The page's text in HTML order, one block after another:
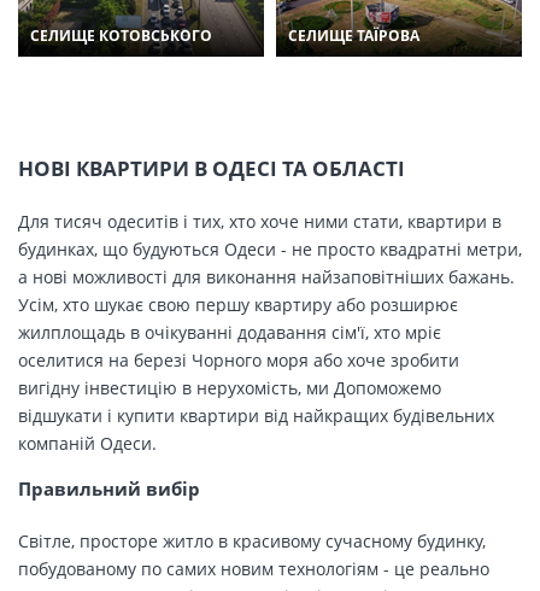
СЕЛИЩЕ КОТОВСЬКОГО СЕЛИЩЕ ТАЇРОВА
НОВІ КВАРТИРИ В ОДЕСІ ТА ОБЛАСТІ
Для тисяч одеситів і тих, хто хоче ними стати, квартири в
будинках, що будуються Одеси - не просто квадратні метри,
а нові можливості для виконання найзаповітніших бажань.
Усім, хто шукає свою першу квартиру або розширює
жилплощадь в очікуванні додавання сім'ї, хто мріє
оселитися на березі Чорного моря або хоче зробити
вигідну інвестицію в нерухомість, ми Допоможемо
відшукати і купити квартири від найкращих будівельних
компаній Одеси.
Правильний вибір
Світле, просторе житло в красивому сучасному будинку,
побудованому по самих новим технологіям - це реально